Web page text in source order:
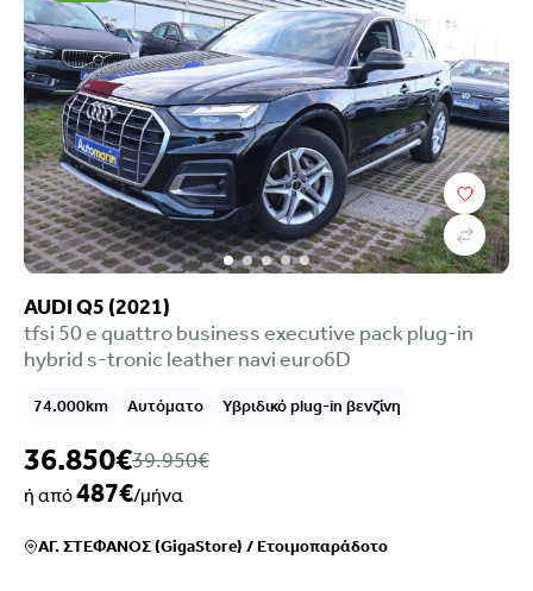
AUDI Q5 (2021)
tfsi 50 e quattro business executive pack plug-in
hybrid s-tronic leather navi euro6D
74.000km Αυτόματο Υβριδικό plug-in βενζίνη
36.850€39.950€
ή από487€/μήνα
ΑΓ. ΣΤΕΦΑΝΟΣ (GigaStore) /Ετοιμοπαράδοτο